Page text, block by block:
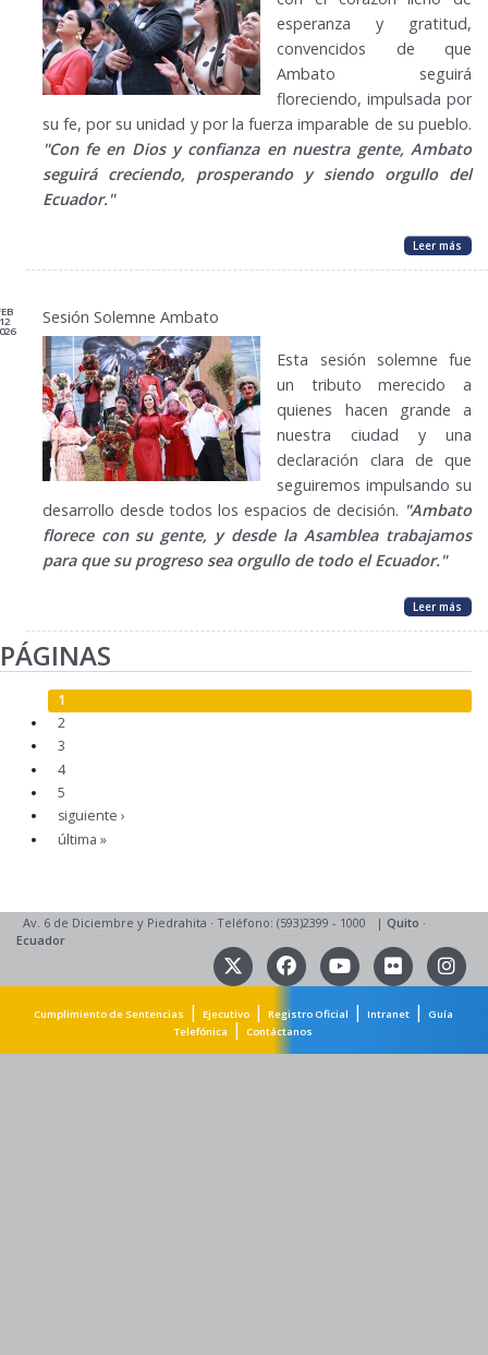
esperanza y gratitud,
convencidos de que
Ambato seguirá
floreciendo, impulsada por
su fe, por su unidad y por la fuerza imparable de su pueblo.
"Con fe en Dios y confianza en nuestra gente, Ambato
seguirá creciendo, prosperando y siendo orgullo del
Ecuador."
Leer más
12 Sesión Solemne Ambato
Esta sesión solemne fue
un tributo merecido a
quienes hacen grande a
nuestra ciudad y una
declaración clara de que
seguiremos impulsando su
desarrollo desde todos los espacios de decisión. "Ambato
florece con su gente, y desde la Asamblea trabajamos
para que su progreso sea orgullo de todo el Ecuador."
Leer más
PÁGINAS
1
2
3
4
5
siguiente ›
última »
Av. 6 de Diciembre y Piedrahita · Teléfono: (593)2399 - 1000 | Quito ·
Ecuador
Cumplimiento de Sentencias |Ejecutivo |Registro Oficial |Intranet |
Guía
Telefónica
|Contáctanos